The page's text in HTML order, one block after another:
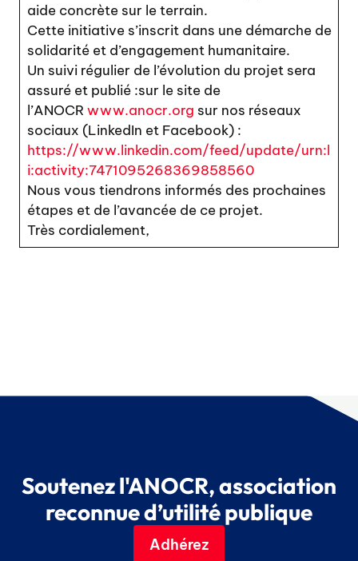
aide concrète sur le terrain.
Cette initiative s’inscrit dans une démarche de
solidarité et d’engagement humanitaire.
Un suivi régulier de l’évolution du projet sera
assuré et publié :sur le site de
l’ANOCR www.anocr.org sur nos réseaux
sociaux (LinkedIn et Facebook) :
https://www.linkedin.com/feed/update/urn:l
i:activity:7471095268369858560
Nous vous tiendrons informés des prochaines
étapes et de l’avancée de ce projet.
Très cordialement,
Soutenez l'ANOCR, association
reconnue d’utilité publique
Adhérez